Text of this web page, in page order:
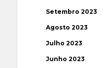
Setembro 2023
Agosto 2023
Julho 2023
Junho 2023